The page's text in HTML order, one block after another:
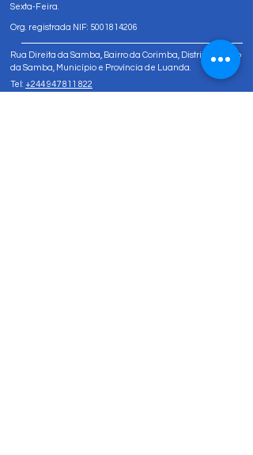
Sexta-Feira.
Org. registrada NIF: 5001814206
Rua Direita da Samba, Bairro da Corimba, Distrito Urbano
da Samba, Município e Província de Luanda.
Tel: +244 947 811 822